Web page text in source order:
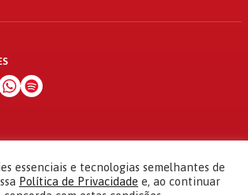
Todos os direitos reservados
essenciais e tecnologias semelhantes de
Política de Privacidade e, ao continuar